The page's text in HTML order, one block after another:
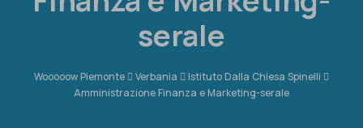
serale
Wooooow Piemonte Verbania
Istituto Dalla Chiesa Spinelli
Amministrazione Finanza e Marketing-serale